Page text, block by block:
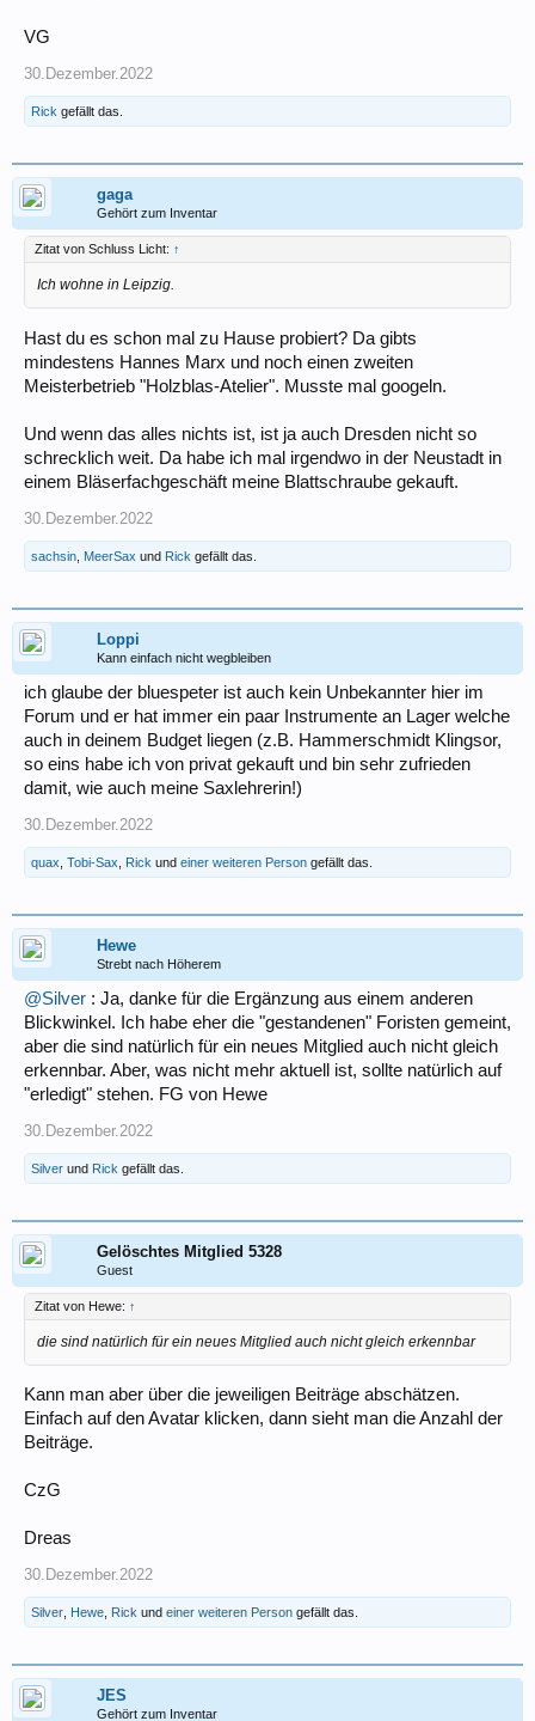
VG
30.Dezember.2022
Rick gefällt das.
gaga
Gehört zum Inventar
Zitat von Schluss Licht: ↑
Ich wohne in Leipzig.
Hast du es schon mal zu Hause probiert? Da gibts
mindestens Hannes Marx und noch einen zweiten
Meisterbetrieb "Holzblas-Atelier". Musste mal googeln.
Und wenn das alles nichts ist, ist ja auch Dresden nicht so
schrecklich weit. Da habe ich mal irgendwo in der Neustadt in
einem Bläserfachgeschäft meine Blattschraube gekauft.
30.Dezember.2022
sachsin MeerSax und Rick gefällt das.
Loppi
Kann einfach nicht wegbleiben
ich glaube der bluespeter ist auch kein Unbekannter hier im
Forum und er hat immer ein paar Instrumente an Lager welche
auch in deinem Budget liegen (z.B. Hammerschmidt Klingsor,
so eins habe ich von privat gekauft und bin sehr zufrieden
damit, wie auch meine Saxlehrerin!)
30.Dezember.2022
quax Tobi-Sax Rick und einer weiteren Person gefällt das.
Hewe
Strebt nach Höherem
@Silver : Ja, danke für die Ergänzung aus einem anderen
Blickwinkel. Ich habe eher die "gestandenen" Foristen gemeint,
aber die sind natürlich für ein neues Mitglied auch nicht gleich
erkennbar. Aber, was nicht mehr aktuell ist, sollte natürlich auf
"erledigt" stehen. FG von Hewe
30.Dezember.2022
Silver und Rick gefällt das.
Gelöschtes Mitglied 5328
Guest
Zitat von Hewe: ↑
die sind natürlich für ein neues Mitglied auch nicht gleich erkennbar
Kann man aber über die jeweiligen Beiträge abschätzen.
Einfach auf den Avatar klicken, dann sieht man die Anzahl der
Beiträge.
CzG
Dreas
30.Dezember.2022
Silver Hewe Rick und einer weiteren Person gefällt das.
JES
Gehört zum Inventar